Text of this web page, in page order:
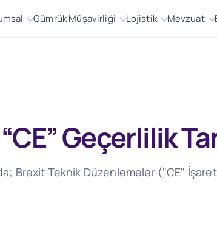
Gümrük Müşavirliği Lojistik Mevzuat
Geçerlilik
Brexit Teknik Düzenlemeler ("CE"